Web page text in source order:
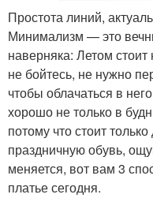
Простота линий,
Минимализм — это
наверняка: Летом
не бойтесь, не нужно
чтобы облачаться в
хорошо не только в
потому что стоит
праздничную обувь,
меняется, вот вам 3
платье сегодня.